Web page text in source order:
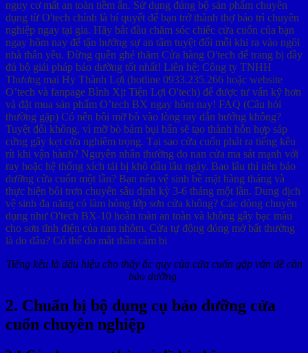
Tiếng kêu là dấu hiệu cho thấy ắc quy của cửa cuốn gặp vấn đề cần
bảo dưỡng
2. Chuẩn bị bộ dụng cụ bảo dưỡng cửa
cuốn chuyên nghiệp